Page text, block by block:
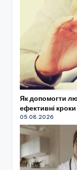
Як допомогти
ефективні кроки
05.08.2026